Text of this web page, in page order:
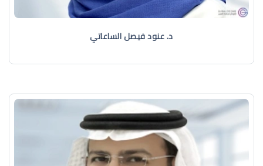
د. عنود فيصل الساعاتي